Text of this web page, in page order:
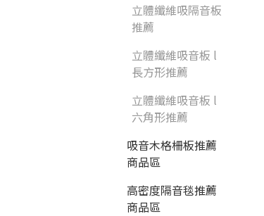
立體纖維吸隔音板
推薦
立體纖維吸音板 l
長方形推薦
立體纖維吸音板 l
六角形推薦
吸音木格柵板推薦
商品區
高密度隔音毯推薦
商品區